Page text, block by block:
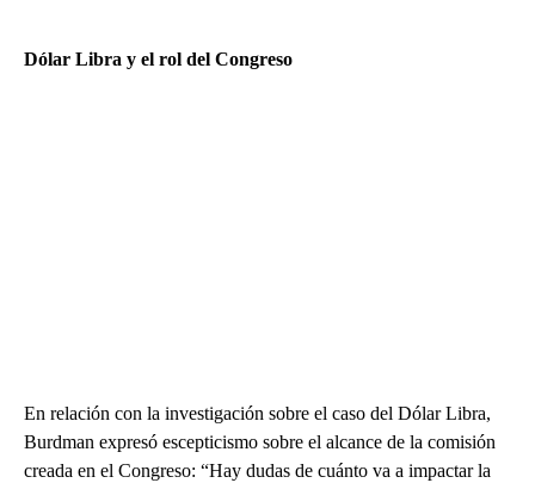
Dólar Libra y el rol del Congreso
En relación con la investigación sobre el caso del Dólar Libra,
Burdman expresó escepticismo sobre el alcance de la comisión
creada en el Congreso: “Hay dudas de cuánto va a impactar la